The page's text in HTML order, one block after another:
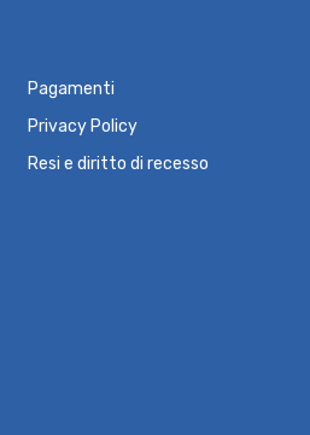
Pagamenti
Privacy Policy
Resi e diritto di recesso